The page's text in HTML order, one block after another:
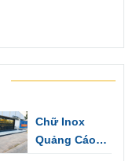
Chữ Inox
Quảng Cáo